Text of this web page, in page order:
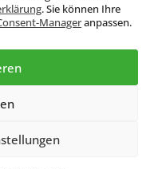
. Sie können Ihre
Manageranpassen.
für ein